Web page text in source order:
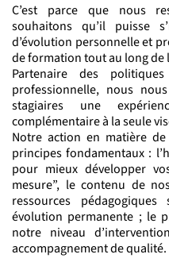
C’est parce que nous
souhaitons qu’il puisse
d’évolution personnelle et
de formation tout au long de
Partenaire des
professionnelle, nous
stagiaires une
complémentaire à la seule
Notre action en matière
principes fondamentaux :
pour mieux développer
mesure”, le contenu de
ressources
évolution permanente ; le
notre niveau
accompagnement de qualité.